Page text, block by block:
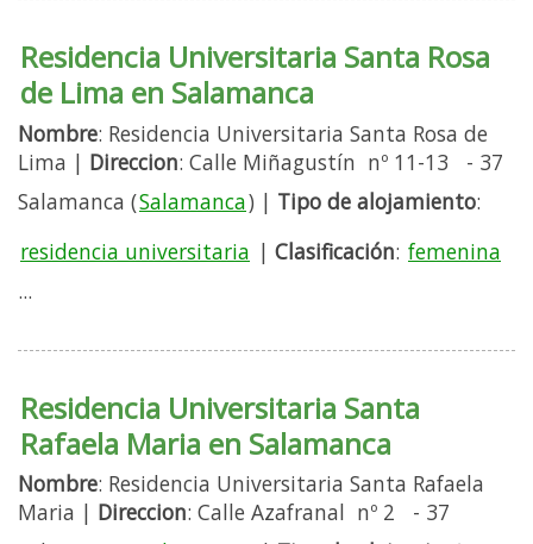
Residencia Universitaria Santa Rosa
de Lima en Salamanca
Nombre: Residencia Universitaria Santa Rosa de
Lima | Direccion: Calle Miñagustín nº 11-13 - 37
Salamanca (Salamanca) | Tipo de alojamiento:
residencia universitaria | Clasificación: femenina
...
Residencia Universitaria Santa
Rafaela Maria en Salamanca
Nombre: Residencia Universitaria Santa Rafaela
Maria | Direccion: Calle Azafranal nº 2 - 37